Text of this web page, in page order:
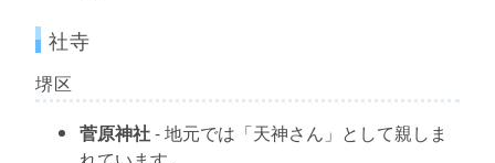
社寺
堺区
菅原神社- 地元では「天神さん」として親しま